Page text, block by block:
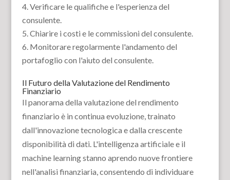
Verificare le qualifiche e l'esperienza del
consulente.
Chiarire i costi e le commissioni del consulente.
Monitorare regolarmente l'andamento del
portafoglio con l'aiuto del consulente.
Il Futuro della Valutazione del Rendimento
Finanziario
Il panorama della valutazione del rendimento
finanziario è in continua evoluzione, trainato
dall'innovazione tecnologica e dalla crescente
disponibilità di dati. L'intelligenza artificiale e il
machine learning stanno aprendo nuove frontiere
nell'analisi finanziaria, consentendo di individuare